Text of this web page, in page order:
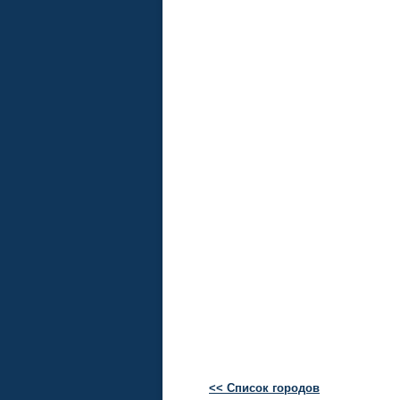
<< Список городов